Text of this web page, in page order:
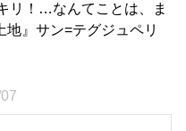
リ！…なんてことは、ま
』サン=テグジュペリ